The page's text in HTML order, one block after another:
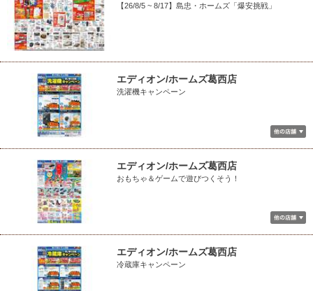
【26/8/5 ~ 8/17】島忠・ホームズ「爆安挑戦」
エディオン/ホームズ葛西店
洗濯機キャンペーン
エディオン/ホームズ葛西店
おもちゃ＆ゲームで遊びつくそう！
エディオン/ホームズ葛西店
冷蔵庫キャンペーン